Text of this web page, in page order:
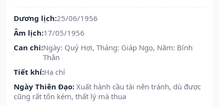
Dương lịch:25/06/1956
Âm lịch:17/05/1956
Can chi:Ngày: Quý Hợi, Tháng: Giáp Ngọ, Năm: Bính
Thân
Tiết khí:Hạ chí
Ngày Thiên Đạo: Xuất hành cầu tài nên tránh, dù được
cũng rất tốn kém, thất lý mà thua